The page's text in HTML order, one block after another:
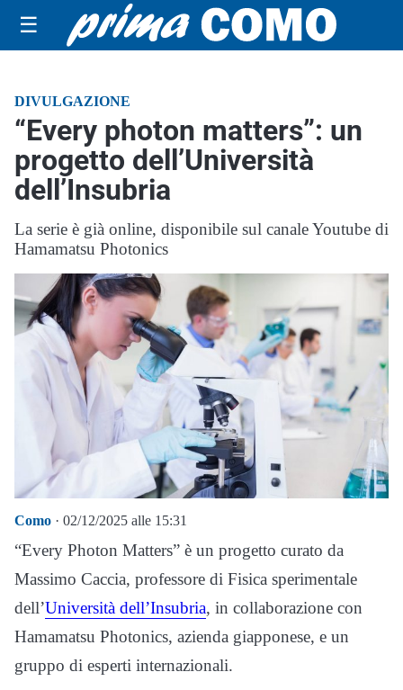
☰
DIVULGAZIONE
“Every photon matters”: un
progetto dell’Università
dell’Insubria
La serie è già online, disponibile sul canale Youtube di
Hamamatsu Photonics
Como · 02/12/2025 alle 15:31
“Every Photon Matters” è un progetto curato da
Massimo Caccia, professore di Fisica sperimentale
dell’Università dell’Insubria, in collaborazione con
Hamamatsu Photonics, azienda giapponese, e un
gruppo di esperti internazionali.